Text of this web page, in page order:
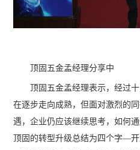
顶固五金孟经理分享中
顶固五金孟经理表示，经过十
在逐步走向成熟，但面对激烈的
遇，企业仍应该继续思考，如何
顶固的转型升级总结为四个字—